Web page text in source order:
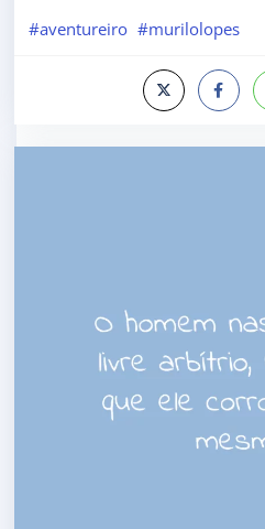
#aventureiro #murilolopes